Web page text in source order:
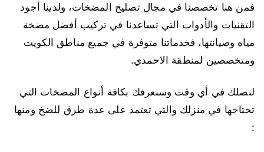
فمن هنا تخصصنا في مجال تصليح المضخات، ولدينا أجود
التقنيات والأدوات التي تساعدنا في تركيب أفضل مضخة
مياه وصيانتها، فخدماتنا متوفرة في جميع مناطق الكويت
ومتخصصين لمنطقة الاحمدي.
لنصلك في أي وقت وسنعرفك بكافة أنواع المضخات التي
تحتاجها في منزلك والتي تعتمد على عدة طرق للضخ ومنها
: